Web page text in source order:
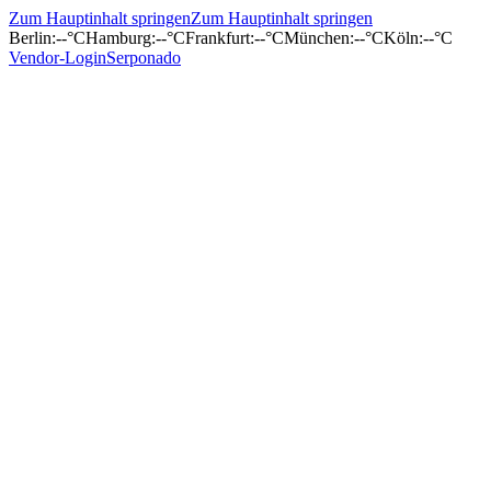
Zum Hauptinhalt springenZum Hauptinhalt springen
Berlin:--°CHamburg:--°CFrankfurt:--°CMünchen:--°CKöln:--°C
Vendor-LoginSerponado